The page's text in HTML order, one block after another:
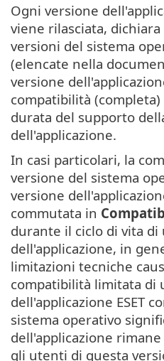
Ogni versione
viene rilasciata,
versioni del sistema
(elencate nella
versione
compatibilità
durata del supporto
dell'applicazione.
In casi particolari, la
versione del sistema
versione
commutata in
durante il ciclo di vita di
dell'applicazione, in
limitazioni tecniche
compatibilità limitata di
dell'applicazione ESET
sistema operativo
dell'applicazione
gli utenti di questa